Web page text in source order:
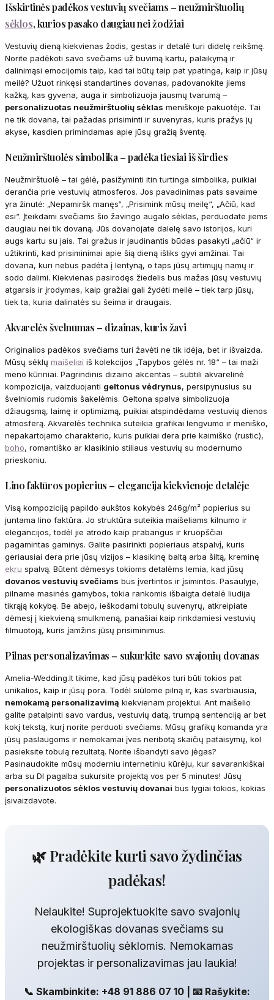
Išskirtinės padėkos vestuvių svečiams – neužmirštuolių
sėklos, kurios pasako daugiau nei žodžiai
Vestuvių dieną kiekvienas žodis, gestas ir detalė turi didelę reikšmę.
Norite padėkoti savo svečiams už buvimą kartu, palaikymą ir
dalinimąsi emocijomis taip, kad tai būtų taip pat ypatinga, kaip ir jūsų
meilė? Užuot rinkęsi standartines dovanas, padovanokite jiems
kažką, kas gyvena, auga ir simbolizuoja jausmų tvarumą –
personalizuotas neužmirštuolių sėklas meniškoje pakuotėje. Tai
ne tik dovana, tai pažadas prisiminti ir suvenyras, kuris pražys jų
akyse, kasdien primindamas apie jūsų gražią šventę.
Neužmirštuolės simbolika – padėka tiesiai iš širdies
Neužmirštuolė – tai gėlė, pasižyminti itin turtinga simbolika, puikiai
derančia prie vestuvių atmosferos. Jos pavadinimas pats savaime
yra žinutė: „Nepamiršk manęs“, „Prisimink mūsų meilę“, „Ačiū, kad
esi“. Įteikdami svečiams šio žavingo augalo sėklas, perduodate jiems
daugiau nei tik dovaną. Jūs dovanojate dalelę savo istorijos, kuri
augs kartu su jais. Tai gražus ir jaudinantis būdas pasakyti „ačiū“ ir
užtikrinti, kad prisiminimai apie šią dieną išliks gyvi amžinai. Tai
dovana, kuri nebus padėta į lentyną, o taps jūsų artimųjų namų ir
sodo dalimi. Kiekvienas pasirodęs žiedelis bus mažas jūsų vestuvių
atgarsis ir įrodymas, kaip gražiai gali žydėti meilė – tiek tarp jūsų,
tiek ta, kuria dalinatės su šeima ir draugais.
Akvarelės švelnumas – dizainas, kuris žavi
Originalios padėkos svečiams turi žavėti ne tik idėja, bet ir išvaizda.
Mūsų sėklų maišeliai iš kolekcijos „Tapybos gėlės nr. 18“ – tai maži
meno kūriniai. Pagrindinis dizaino akcentas – subtili akvarelinė
kompozicija, vaizduojanti geltonus vėdrynus, persipynusius su
švelniomis rudomis šakelėmis. Geltona spalva simbolizuoja
džiaugsmą, laimę ir optimizmą, puikiai atspindėdama vestuvių dienos
atmosferą. Akvarelės technika suteikia grafikai lengvumo ir meniško,
nepakartojamo charakterio, kuris puikiai dera prie kaimiško (rustic),
boho, romantiško ar klasikinio stiliaus vestuvių su modernumo
prieskoniu.
Lino faktūros popierius – elegancija kiekvienoje detalėje
Visą kompoziciją papildo aukštos kokybės 246g/m² popierius su
juntama lino faktūra. Jo struktūra suteikia maišeliams kilnumo ir
elegancijos, todėl jie atrodo kaip prabangus ir kruopščiai
pagamintas gaminys. Galite pasirinkti popieriaus atspalvį, kuris
geriausiai dera prie jūsų vizijos – klasikinę baltą arba šiltą, kreminę
ekru spalvą. Būtent dėmesys tokioms detalėms lemia, kad jūsų
dovanos vestuvių svečiams bus įvertintos ir įsimintos. Pasaulyje,
pilname masinės gamybos, tokia rankomis išbaigta detalė liudija
tikrąją kokybę. Be abejo, ieškodami tobulų suvenyrų, atkreipiate
dėmesį į kiekvieną smulkmeną, panašiai kaip rinkdamiesi vestuvių
filmuotoją, kuris įamžins jūsų prisiminimus.
Pilnas personalizavimas – sukurkite savo svajonių dovanas
Amelia-Wedding.lt tikime, kad jūsų padėkos turi būti tokios pat
unikalios, kaip ir jūsų pora. Todėl siūlome pilną ir, kas svarbiausia,
nemokamą personalizavimą kiekvienam projektui. Ant maišelio
galite patalpinti savo vardus, vestuvių datą, trumpą sentenciją ar bet
kokį tekstą, kurį norite perduoti svečiams. Mūsų grafikų komanda yra
jūsų paslaugoms ir nemokamai įves neribotą skaičių pataisymų, kol
pasieksite tobulą rezultatą. Norite išbandyti savo jėgas?
Pasinaudokite mūsų moderniu internetiniu kūrėju, kur savarankiškai
arba su DI pagalba sukursite projektą vos per 5 minutes! Jūsų
personalizuotos sėklos vestuvių dovanai bus lygiai tokios, kokias
įsivaizdavote.
🌿 Pradėkite kurti savo žydinčias
padėkas!
Nelaukite! Suprojektuokite savo svajonių
ekologiškas dovanas svečiams su
neužmirštuolių sėklomis. Nemokamas
projektas ir personalizavimas jau laukia!
📞 Skambinkite: +48 91 886 07 10 | 📧 Rašykite: